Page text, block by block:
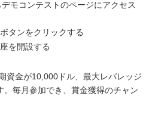
モコンテストのページにアクセス
タンをクリックする
を開設する
資金が10,000ドル、最大レバレッジ
毎月参加でき、賞金獲得のチャン